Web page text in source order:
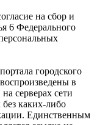
на сбор и
6 Федерального
городского
в
серверах сети
каких-либо
Единственным